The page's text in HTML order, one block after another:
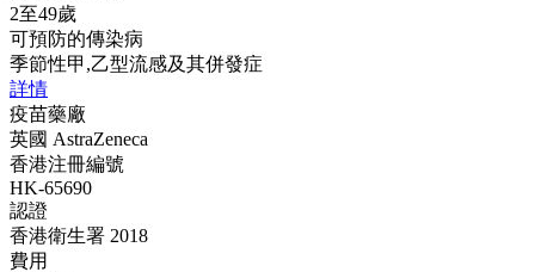
2至49歲
可預防的傳染病
季節性甲,乙型流感及其併發症
詳情
疫苗藥廠
英國 AstraZeneca
香港注冊編號
HK-65690
認證
香港衛生署 2018
費用